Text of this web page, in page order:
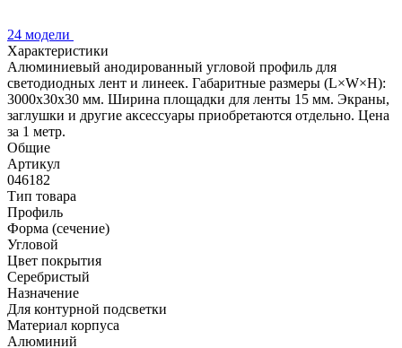
24 модели
Характеристики
Алюминиевый анодированный угловой профиль для
светодиодных лент и линеек. Габаритные размеры (L×W×H):
3000x30x30 мм. Ширина площадки для ленты 15 мм. Экраны,
заглушки и другие аксессуары приобретаются отдельно. Цена
за 1 метр.
Общие
Артикул
046182
Тип товара
Профиль
Форма (сечение)
Угловой
Цвет покрытия
Серебристый
Назначение
Для контурной подсветки
Материал корпуса
Алюминий